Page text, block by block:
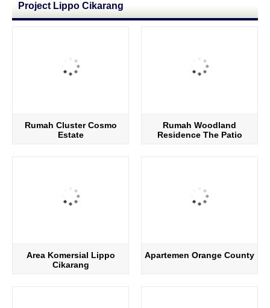
Project Lippo Cikarang
Rumah Cluster Cosmo
Estate
Rumah Woodland
Residence The Patio
Area Komersial Lippo
Cikarang
Apartemen Orange County